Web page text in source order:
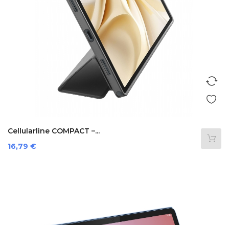
Cellularline COMPACT –...
Prezzo
16,79 €